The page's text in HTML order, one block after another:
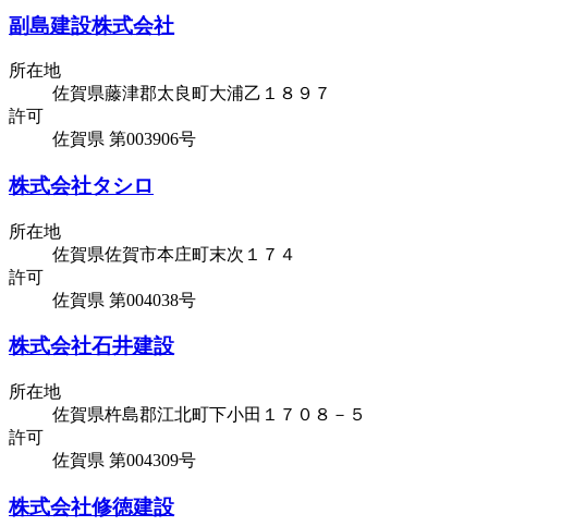
副島建設株式会社
所在地
佐賀県藤津郡太良町大浦乙１８９７
許可
佐賀県 第003906号
株式会社タシロ
所在地
佐賀県佐賀市本庄町末次１７４
許可
佐賀県 第004038号
株式会社石井建設
所在地
佐賀県杵島郡江北町下小田１７０８－５
許可
佐賀県 第004309号
株式会社修徳建設